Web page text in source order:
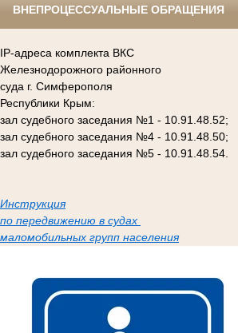
ВНЕПРОЦЕССУАЛЬНЫЕ ОБРАЩЕНИЯ
IP-адреса комплекта ВКС
Железнодорожного районного
суда г. Симферополя
Республики Крым:
зал судебного заседания №1 - 10.91.48.52;
зал судебного заседания №4 - 10.91.48.50;
зал судебного заседания №5 - 10.91.48.54.
Инструкция
по передвижению в судах
маломобильных групп населения